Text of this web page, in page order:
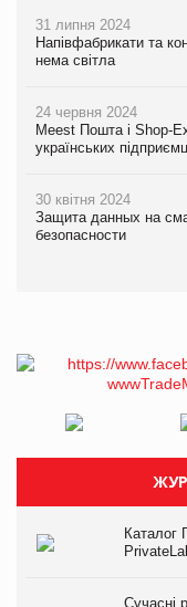
31 липня 2024
Напівфабрикати та
нема світла
24 червня 2024
Meest Пошта і Shop-
українських
30 квітня 2024
Защита данных на
безопасности
Каталог
Сучасні